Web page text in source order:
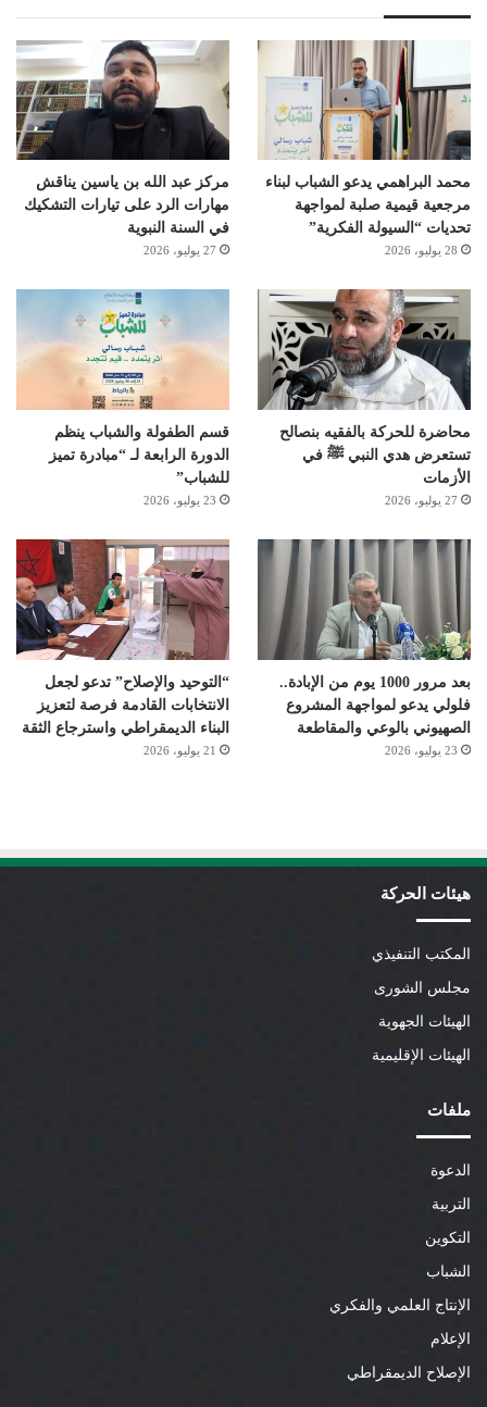
محمد البراهمي يدعو الشباب لبناء
مرجعية قيمية صلبة لمواجهة
تحديات “السيولة الفكرية”
28 يوليو، 2026
مركز عبد الله بن ياسين يناقش
مهارات الرد على تيارات التشكيك
في السنة النبوية
27 يوليو، 2026
محاضرة للحركة بالفقيه بنصالح
تستعرض هدي النبي ﷺ في
الأزمات
27 يوليو، 2026
قسم الطفولة والشباب ينظم
الدورة الرابعة لـ “مبادرة تميز
للشباب”
23 يوليو، 2026
بعد مرور 1000 يوم من الإبادة..
فلولي يدعو لمواجهة المشروع
الصهيوني بالوعي والمقاطعة
23 يوليو، 2026
“التوحيد والإصلاح” تدعو لجعل
الانتخابات القادمة فرصة لتعزيز
البناء الديمقراطي واسترجاع الثقة
21 يوليو، 2026
هيئات الحركة
المكتب التنفيذي
مجلس الشورى
الهيئات الجهوية
الهيئات الإقليمية
ملفات
الدعوة
التربية
التكوين
الشباب
الإنتاج العلمي والفكري
الإعلام
الإصلاح الديمقراطي